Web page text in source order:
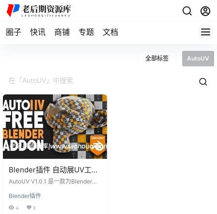
圈子 快讯 商铺 专题 文档
全部标签 AutoUV
Blender插件 自动展UV工具
AutoUV V1.0.1
AutoUV V1.0.1 是一款为Blender设
动展UV，为用户提供了极大的便
利。这个工具的设计旨在简化展UV
Blender插件
4 0